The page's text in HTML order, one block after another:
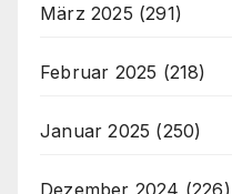
März 2025 (291)
Februar 2025 (218)
Januar 2025 (250)
Dezember 2024 (226)